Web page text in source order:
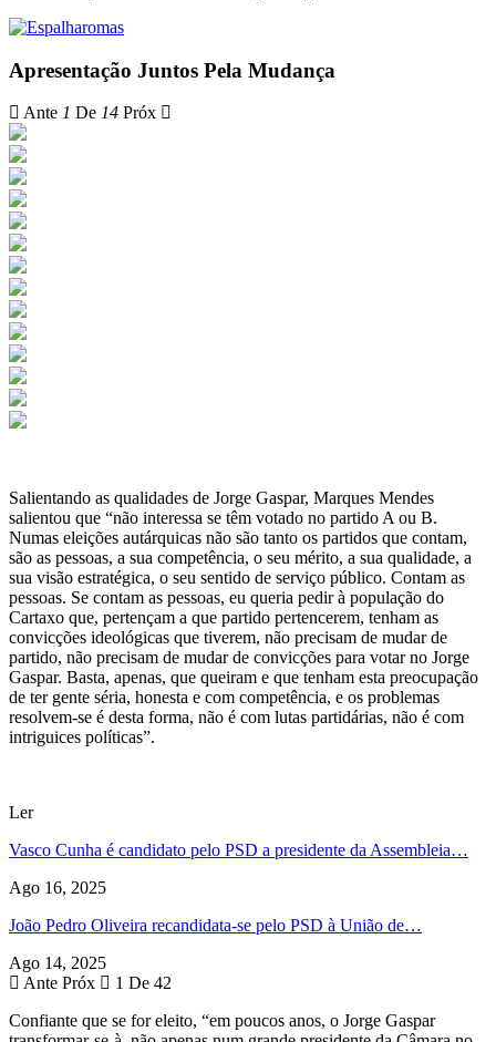
Apresentação Juntos Pela Mudança
Ante 1 De 14 Próx
Salientando as qualidades de Jorge Gaspar, Marques Mendes
salientou que “não interessa se têm votado no partido A ou B.
Numas eleições autárquicas não são tanto os partidos que contam,
são as pessoas, a sua competência, o seu mérito, a sua qualidade, a
sua visão estratégica, o seu sentido de serviço público. Contam as
pessoas. Se contam as pessoas, eu queria pedir à população do
Cartaxo que, pertençam a que partido pertencerem, tenham as
convicções ideológicas que tiverem, não precisam de mudar de
partido, não precisam de mudar de convicções para votar no Jorge
Gaspar. Basta, apenas, que queiram e que tenham esta preocupação
de ter gente séria, honesta e com competência, e os problemas
resolvem-se é desta forma, não é com lutas partidárias, não é com
intriguices políticas”.
Ler
Vasco Cunha é candidato pelo PSD a presidente da Assembleia…
Ago 16, 2025
João Pedro Oliveira recandidata-se pelo PSD à União de…
Ago 14, 2025
Ante Próx
1 De 42
Confiante que se for eleito, “em poucos anos, o Jorge Gaspar